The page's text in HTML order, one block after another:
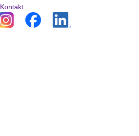
Kontakt